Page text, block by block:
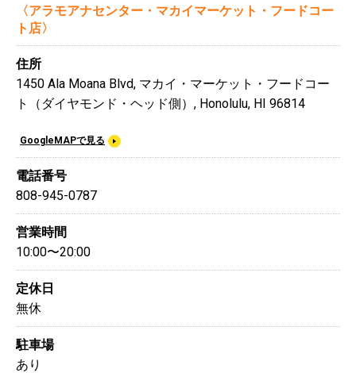
〈アラモアナセンター・マカイマーケット・フードコー
ト店〉
住所
1450 Ala Moana Blvd, マカイ・マーケット・フードコー
ト（ダイヤモンド・ヘッド側）, Honolulu, HI 96814
GoogleMAPで見る
電話番号
808-945-0787
営業時間
10:00〜20:00
定休日
無休
駐車場
あり